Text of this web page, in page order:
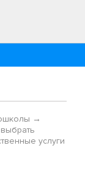
→
услуги